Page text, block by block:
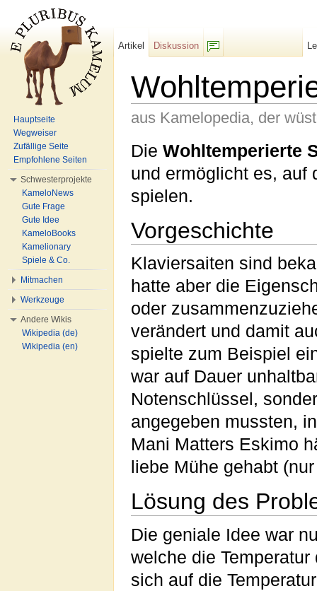
aus Kamelopedia, der
Die Wohltemperierte
und ermöglicht es, auf
spielen.
Vorgeschichte
Klaviersaiten sind
hatte aber die
oder
verändert und damit
spielte zum Beispiel
war auf Dauer
Notenschlüssel,
angegeben mussten,
Mani Matters Eskimo
liebe Mühe gehabt
Lösung des
Die geniale Idee war
welche die
sich auf die
Artikel
Diskussion
Hauptseite
Wegweiser
Zufällige Seite
Empfohlene Seiten
Schwesterprojekte
KameloNews
Gute Frage
Gute Idee
KameloBooks
Kamelionary
Spiele & Co.
Mitmachen
Werkzeuge
Andere Wikis
Wikipedia (de)
Wikipedia (en)